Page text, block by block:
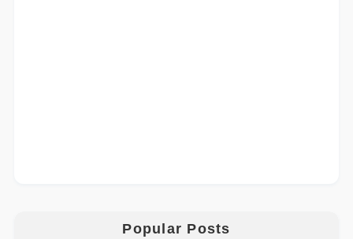
Popular Posts